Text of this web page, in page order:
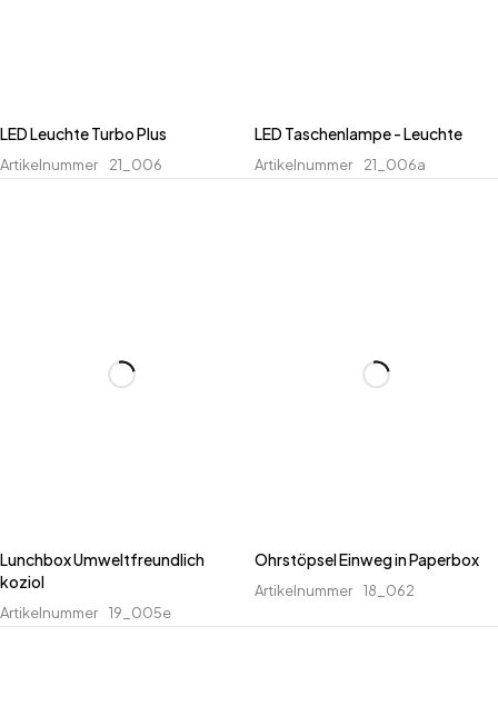
LED Leuchte Turbo Plus
Artikelnummer 21_006
LED Taschenlampe - Leuchte
Artikelnummer 21_006a
Lunchbox Umweltfreundlich
koziol
Artikelnummer 19_005e
Ohrstöpsel Einweg in Paperbox
Artikelnummer 18_062